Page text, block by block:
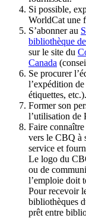
Si possible,
WorldCat une
S’abonner au
bibliothèque
sur le site du
Canada
Se procurer
l’expédition
étiquettes, etc.).
Former son
l’utilisation de
Faire
vers le CBQ à
service et
Le logo du
ou de
l’emploie doit
Pour recevoir
bibliothèques
prêt entre